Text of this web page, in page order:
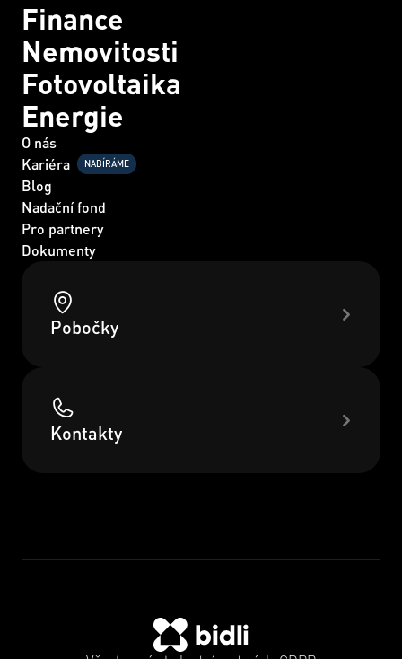
Finance
Nemovitosti
Fotovoltaika
Energie
O nás
Kariéra
NABÍRÁME
Blog
Nadační fond
Pro partnery
Dokumenty
Pobočky
Kontakty